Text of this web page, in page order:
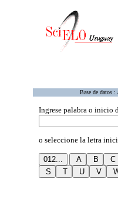
Base de datos :
Ingrese palabra o inicio
o seleccione la letra